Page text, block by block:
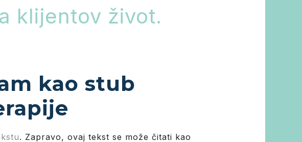
klijentov život.
kao stub
. Zapravo, ovaj tekst se može čitati kao